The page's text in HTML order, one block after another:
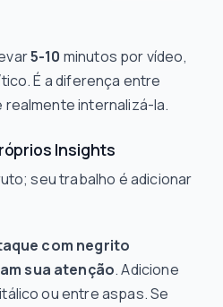
5-10 minutos por vídeo,
É a diferença entre
realmente internalizá-la.
Insights
seu trabalho é adicionar
com negrito
sua atenção. Adicione
ou entre aspas. Se